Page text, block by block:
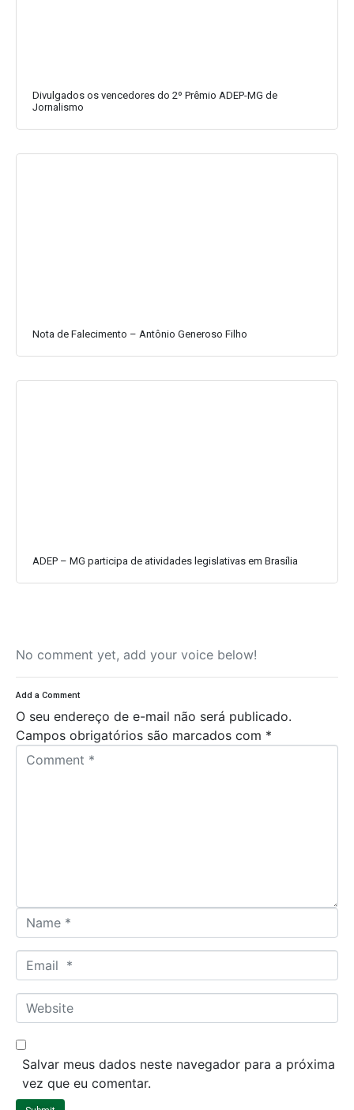
Divulgados os vencedores do 2º Prêmio ADEP-MG de
Jornalismo
Nota de Falecimento – Antônio Generoso Filho
ADEP – MG participa de atividades legislativas em Brasília
No comment yet, add your voice below!
Add a Comment
O seu endereço de e-mail não será publicado.
Campos obrigatórios são marcados com *
a
m
*
m
a
*
W
e
b
t
Salvar meus dados neste navegador para a próxima
vez que eu comentar.